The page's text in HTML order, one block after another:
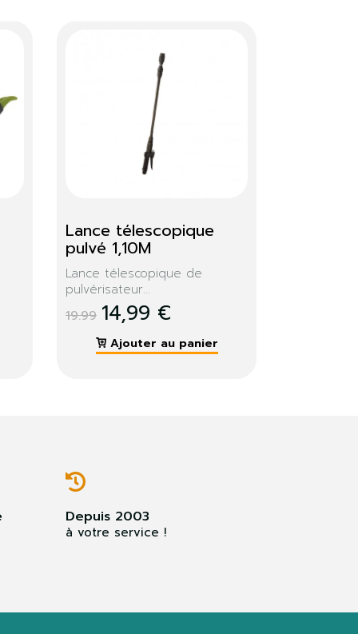
Corde pp 60M X 5 mm
Haute résistance. Idéal pour...
9,99 €
Ajouter au panier
Depuis 2003
à votre service !